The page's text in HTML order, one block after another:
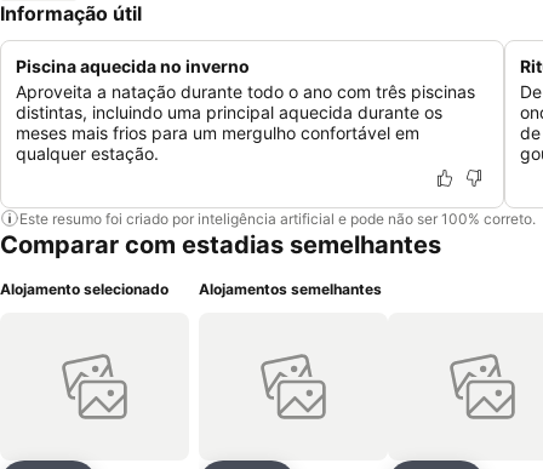
Informação útil
Piscina aquecida no inverno
Aproveita a natação durante todo o ano com três piscinas
distintas, incluindo uma principal aquecida durante os
meses mais frios para um mergulho confortável em
qualquer estação.
Este resumo foi criado por inteligência artificial e pode não ser 100% correto.
Comparar com estadias semelhantes
Alojamento selecionado Alojamentos semelhantes